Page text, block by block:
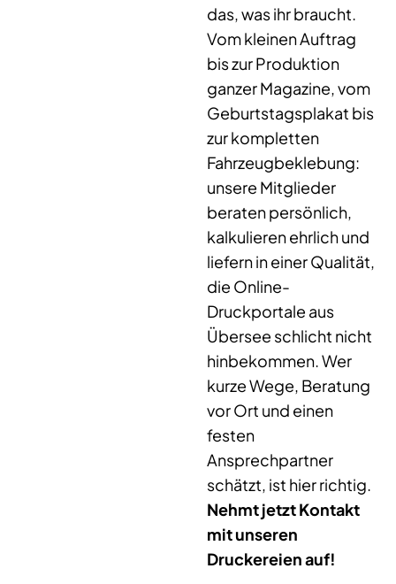
das, was ihr braucht.
Vom kleinen Auftrag
bis zur Produktion
ganzer Magazine, vom
Geburtstagsplakat bis
zur kompletten
Fahrzeugbeklebung:
unsere Mitglieder
beraten persönlich,
kalkulieren ehrlich und
liefern in einer Qualität,
die Online-
Druckportale aus
Übersee schlicht nicht
hinbekommen. Wer
kurze Wege, Beratung
vor Ort und einen
festen
Ansprechpartner
schätzt, ist hier richtig.
Nehmt jetzt Kontakt
mit unseren
Druckereien auf!